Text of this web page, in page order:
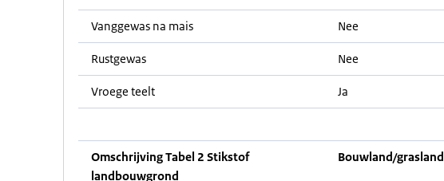
Vanggewas na mais Nee
Rustgewas Nee
Vroege teelt Ja
Omschrijving Tabel 2 Stikstof
landbouwgrond
Bouwland/grasland